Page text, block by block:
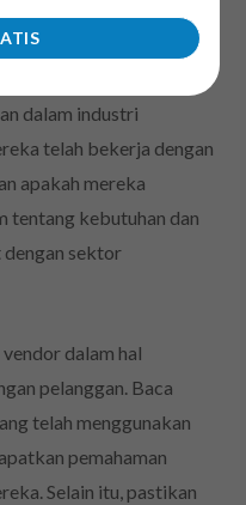
dahulu. Dalam
ERP yang telah
dalam industri
telah bekerja dengan
apakah mereka
tentang kebutuhan dan
sektor
dalam hal
pelanggan. Baca
telah menggunakan
pemahaman
Selain itu, pastikan